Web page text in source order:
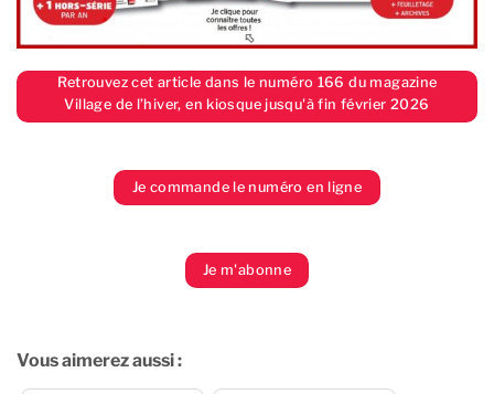
Retrouvez cet article dans le numéro 166 du magazine
Village de l’hiver, en kiosque jusqu'à fin février 2026
Je commande le numéro en ligne
Je m'abonne
Vous aimerez aussi :